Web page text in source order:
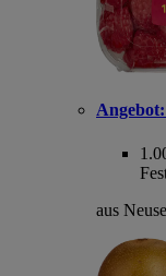
Angebot:
aus